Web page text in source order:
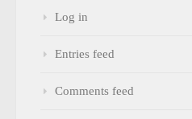
Log in
Entries feed
Comments feed